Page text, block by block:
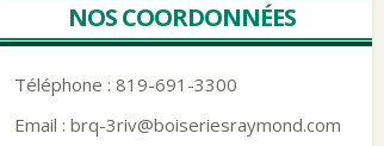
NOS COORDONNÉES
Téléphone : 819-691-3300
Email : brq-3riv@boiseriesraymond.com